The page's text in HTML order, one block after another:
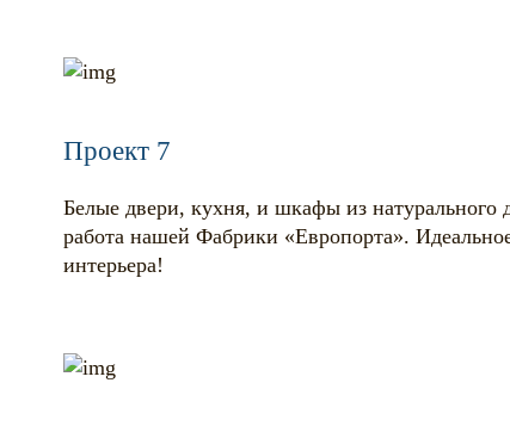
Проект 7
Белые двери, кухня, и шкафы из
работа нашей Фабрики «Европорта».
интерьера!